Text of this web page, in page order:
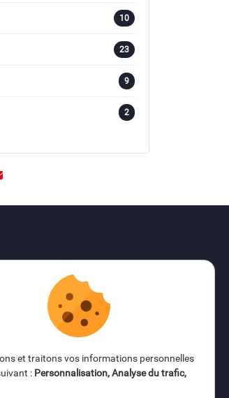
10
23
9
2
FAQ
et traitons vos informations personnelles
: Personnalisation, Analyse du trafic,